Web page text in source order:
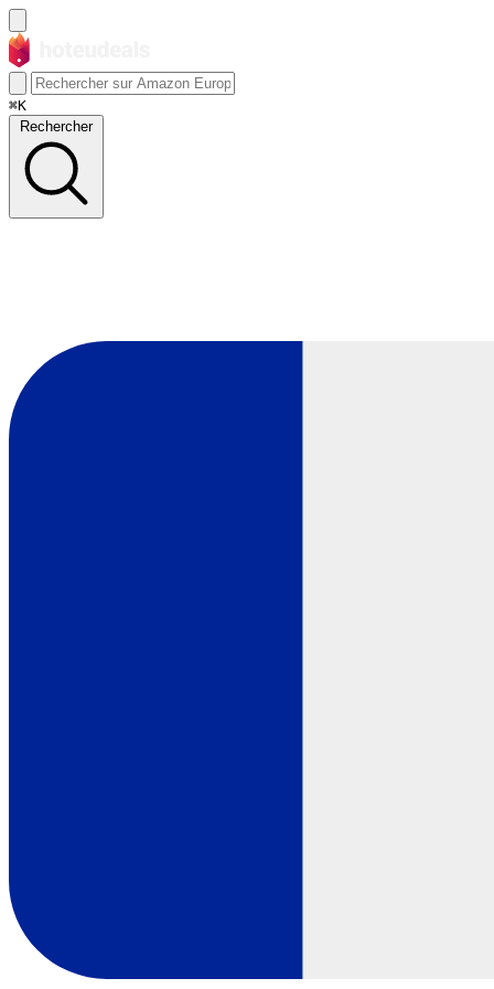
⌘K
Rechercher